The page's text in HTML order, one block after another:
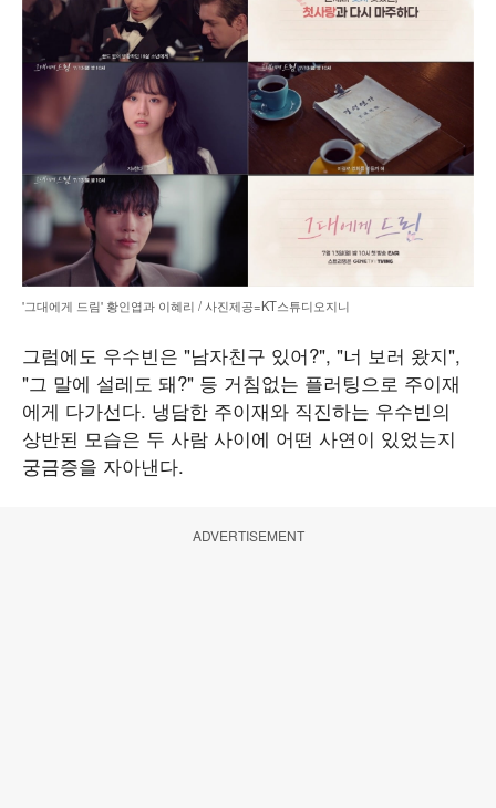
'그대에게 드림' 황인엽과 이혜리 / 사진제공=KT스튜디오지니
그럼에도 우수빈은 "남자친구 있어?", "너 보러 왔지",
"그 말에 설레도 돼?" 등 거침없는 플러팅으로 주이재
에게 다가선다. 냉담한 주이재와 직진하는 우수빈의
상반된 모습은 두 사람 사이에 어떤 사연이 있었는지
궁금증을 자아낸다.
ADVERTISEMENT